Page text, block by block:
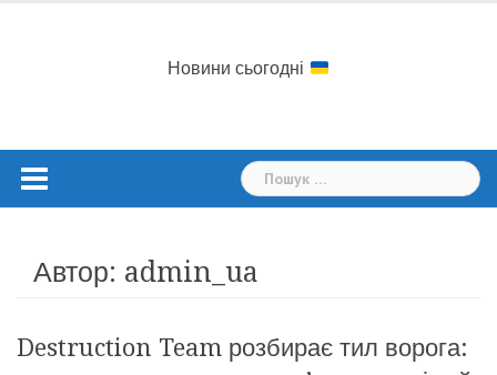
Новини сьогодні
Пошук:
Автор: admin_ua
Destruction Team розбирає тил ворога: